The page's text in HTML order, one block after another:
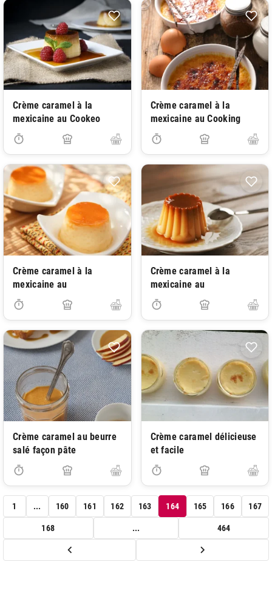
Crème caramel à la
mexicaine au Cookeo
Crème caramel à la
mexicaine au Cooking
Crème caramel à la
mexicaine au
Crème caramel à la
mexicaine au
Crème caramel au beurre
salé façon pâte
Crème caramel délicieuse
et facile
1 ... 160 161 162 163 164 165 166 167
168 ... 464